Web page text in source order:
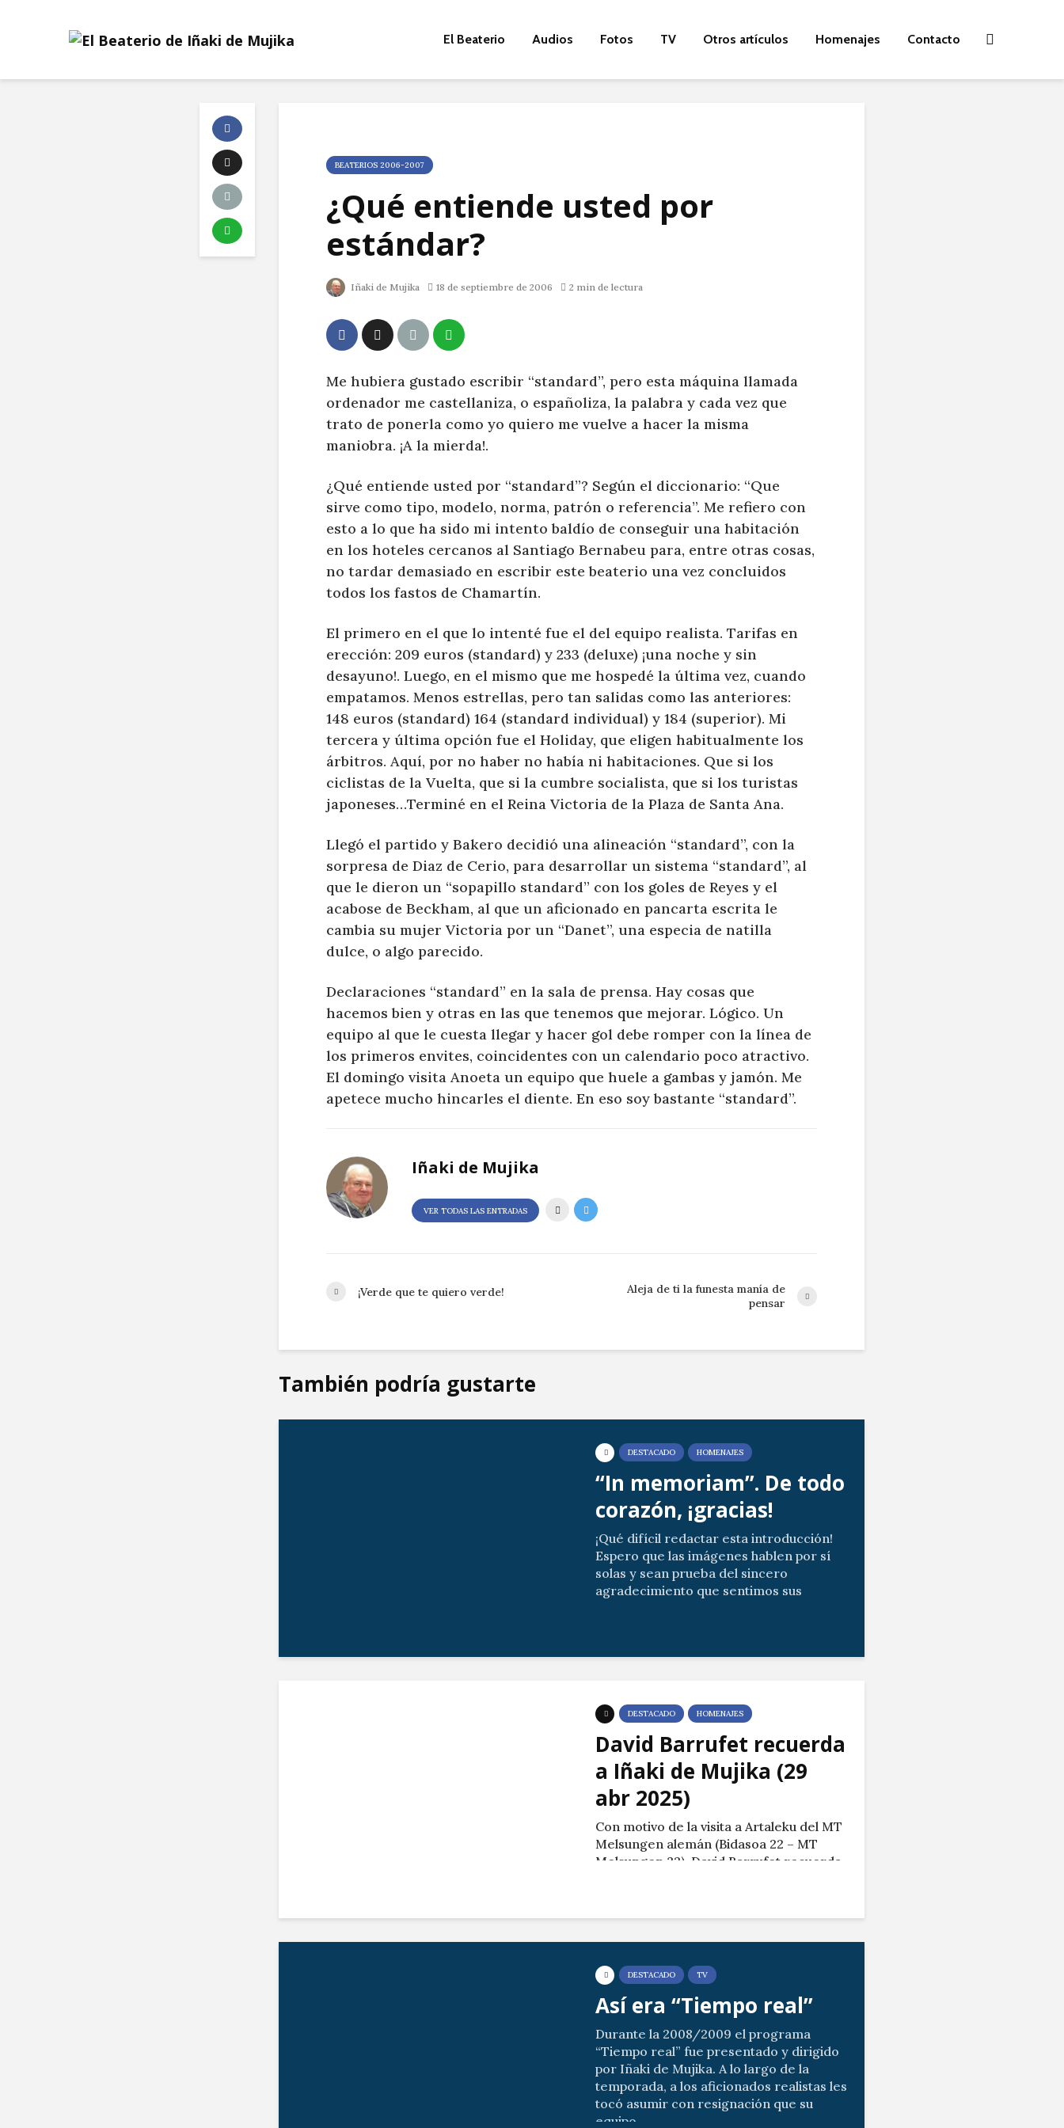
El Beaterio Audios Fotos TV Otros artículos Homenajes Contacto
BEATERIOS 2006-2007
¿Qué entiende usted por
estándar?
Iñaki de Mujika 18 de septiembre de 2006 2 min de lectura
Me hubiera gustado escribir “standard”, pero esta máquina llamada
ordenador me castellaniza, o españoliza, la palabra y cada vez que
trato de ponerla como yo quiero me vuelve a hacer la misma
maniobra. ¡A la mierda!.
¿Qué entiende usted por “standard”? Según el diccionario: “Que
sirve como tipo, modelo, norma, patrón o referencia”. Me refiero con
esto a lo que ha sido mi intento baldío de conseguir una habitación
en los hoteles cercanos al Santiago Bernabeu para, entre otras cosas,
no tardar demasiado en escribir este beaterio una vez concluidos
todos los fastos de Chamartín.
El primero en el que lo intenté fue el del equipo realista. Tarifas en
erección: 209 euros (standard) y 233 (deluxe) ¡una noche y sin
desayuno!. Luego, en el mismo que me hospedé la última vez, cuando
empatamos. Menos estrellas, pero tan salidas como las anteriores:
148 euros (standard) 164 (standard individual) y 184 (superior). Mi
tercera y última opción fue el Holiday, que eligen habitualmente los
árbitros. Aquí, por no haber no había ni habitaciones. Que si los
ciclistas de la Vuelta, que si la cumbre socialista, que si los turistas
japoneses…Terminé en el Reina Victoria de la Plaza de Santa Ana.
Llegó el partido y Bakero decidió una alineación “standard”, con la
sorpresa de Diaz de Cerio, para desarrollar un sistema “standard”, al
que le dieron un “sopapillo standard” con los goles de Reyes y el
acabose de Beckham, al que un aficionado en pancarta escrita le
cambia su mujer Victoria por un “Danet”, una especia de natilla
dulce, o algo parecido.
Declaraciones “standard” en la sala de prensa. Hay cosas que
hacemos bien y otras en las que tenemos que mejorar. Lógico. Un
equipo al que le cuesta llegar y hacer gol debe romper con la línea de
los primeros envites, coincidentes con un calendario poco atractivo.
El domingo visita Anoeta un equipo que huele a gambas y jamón. Me
apetece mucho hincarles el diente. En eso soy bastante “standard”.
Iñaki de Mujika
VER TODAS LAS ENTRADAS
¡Verde que te quiero verde!
Aleja de ti la funesta manía de
pensar
También podría gustarte
DESTACADO HOMENAJES
“In memoriam”. De todo
corazón, ¡gracias!
¡Qué difícil redactar esta introducción!
Espero que las imágenes hablen por sí
solas y sean prueba del sincero
agradecimiento que sentimos sus
DESTACADO HOMENAJES
David Barrufet recuerda
a Iñaki de Mujika (29
abr 2025)
Con motivo de la visita a Artaleku del MT
Melsungen alemán (Bidasoa 22 – MT
Melsungen 32), David Barrufet recuerda
DESTACADO TV
Así era “Tiempo real”
Durante la 2008/2009 el programa
“Tiempo real” fue presentado y dirigido
por Iñaki de Mujika. A lo largo de la
temporada, a los aficionados realistas les
tocó asumir con resignación que su
equipo...